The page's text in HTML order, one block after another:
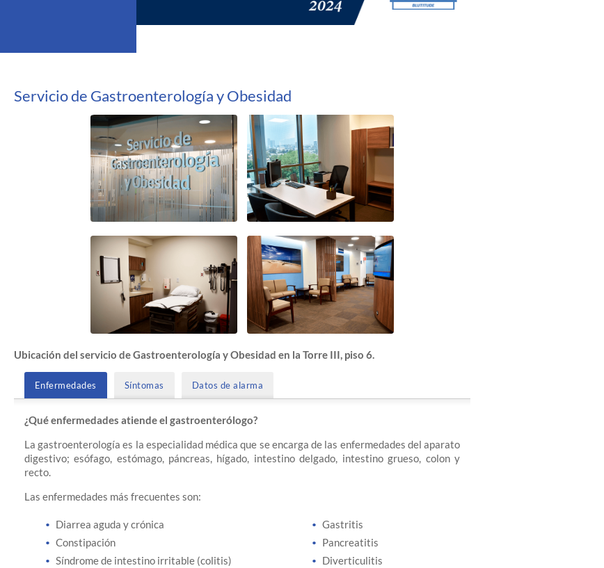
Servicio de Gastroenterología y Obesidad
Ubicación del servicio de Gastroenterología y Obesidad en la Torre III, piso 6.
Enfermedades Síntomas Datos de alarma
¿Qué enfermedades atiende el gastroenterólogo?
La gastroenterología es la especialidad médica que se encarga de las enfermedades del aparato
digestivo; esófago, estómago, páncreas, hígado, intestino delgado, intestino grueso, colon y
recto.
Las enfermedades más frecuentes son:
Diarrea aguda y crónica
Constipación
Síndrome de intestino irritable (colitis)
Gastritis
Pancreatitis
Diverticulitis